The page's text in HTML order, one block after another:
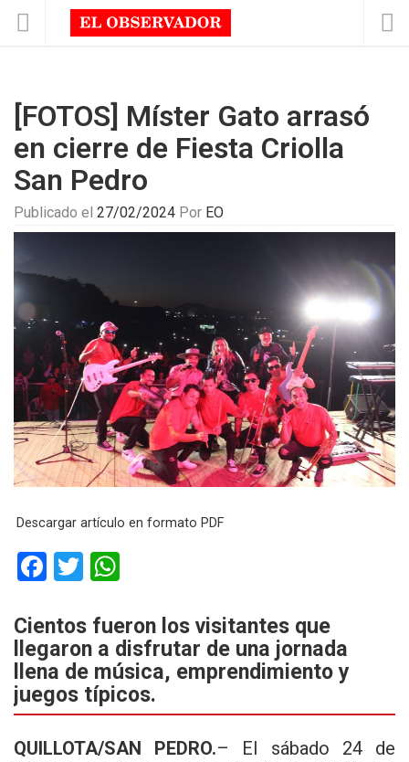
[FOTOS] Míster Gato arrasó
en cierre de Fiesta Criolla
San Pedro
Publicado el 27/02/2024 Por EO
Descargar artículo en formato PDF
F
ce
b
o
o
k
T
tt
er
at
s
A
p
p
Cientos fueron los visitantes que
llegaron a disfrutar de una jornada
llena de música, emprendimiento y
juegos típicos.
QUILLOTA/SAN PEDRO.– El sábado 24 de